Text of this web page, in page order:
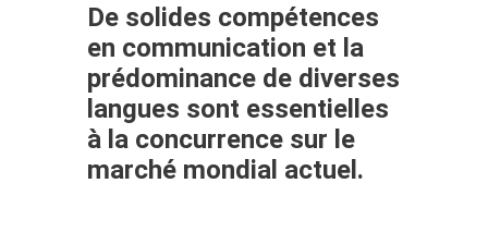
De solides compétences
en communication et la
prédominance de diverses
langues sont essentielles
à la concurrence sur le
marché mondial actuel.